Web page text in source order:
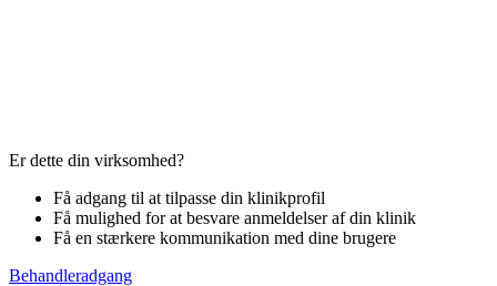
Er dette din virksomhed?
Få adgang til at tilpasse din klinikprofil
Få mulighed for at besvare anmeldelser af din klinik
Få en stærkere kommunikation med dine brugere
Behandleradgang